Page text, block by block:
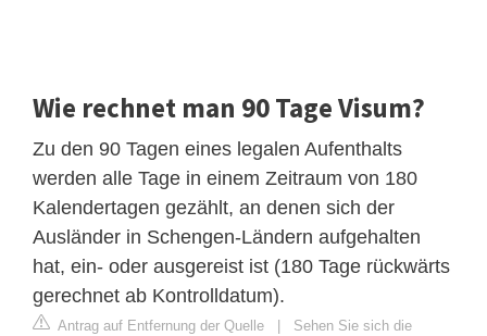
Wie rechnet man 90 Tage Visum?
Zu den 90 Tagen eines legalen Aufenthalts
werden alle Tage in einem Zeitraum von 180
Kalendertagen gezählt, an denen sich der
Ausländer in Schengen-Ländern aufgehalten
hat, ein- oder ausgereist ist (180 Tage rückwärts
gerechnet ab Kontrolldatum).
Antrag auf Entfernung der Quelle
Sehen Sie sich die